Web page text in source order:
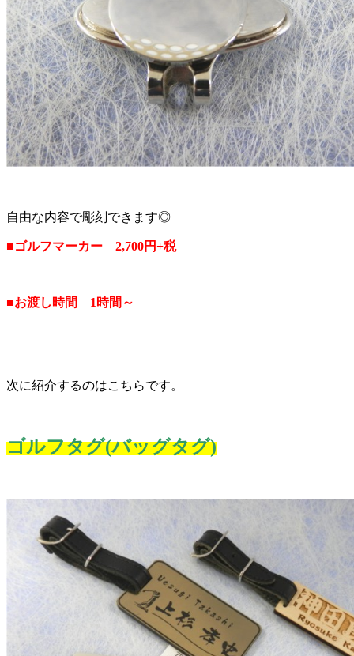
自由な内容で彫刻できます◎
■ゴルフマーカー 2,700円+税
■お渡し時間 1時間～
次に紹介するのはこちらです。
ゴルフタグ(バッグタグ)